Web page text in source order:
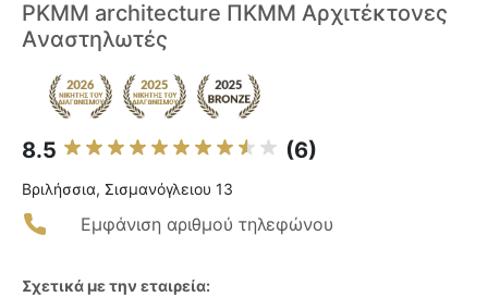
PKMM architecture ΠΚΜΜ Αρχιτέκτονες
Aναστηλωτές
8.5 (6)
Βριλήσσια, Σισμανόγλειου 13
Εμφάνιση αριθμού τηλεφώνου
Σχετικά με την εταιρεία: